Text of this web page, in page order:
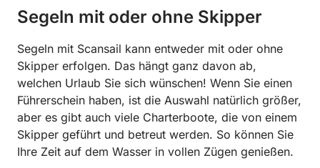
Segeln mit oder ohne Skipper
Segeln mit Scansail kann entweder mit oder ohne
Skipper erfolgen. Das hängt ganz davon ab,
welchen Urlaub Sie sich wünschen! Wenn Sie einen
Führerschein haben, ist die Auswahl natürlich größer,
aber es gibt auch viele Charterboote, die von einem
Skipper geführt und betreut werden. So können Sie
Ihre Zeit auf dem Wasser in vollen Zügen genießen.